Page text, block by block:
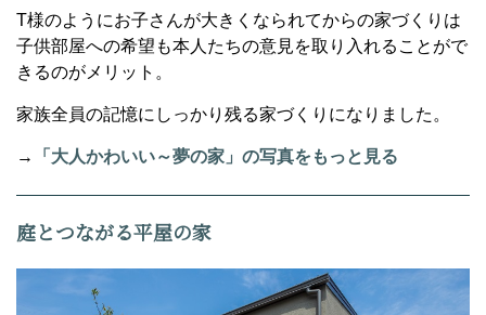
T様のようにお子さんが大きくなられてからの家づくりは
子供部屋への希望も本人たちの意見を取り入れることがで
きるのがメリット。
家族全員の記憶にしっかり残る家づくりになりました。
→ 「大人かわいい～夢の家」の写真をもっと見る
庭とつながる平屋の家